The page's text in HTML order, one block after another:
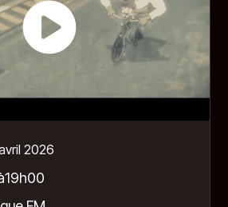
déchets, partent en quête des
existent.
2026
19h00